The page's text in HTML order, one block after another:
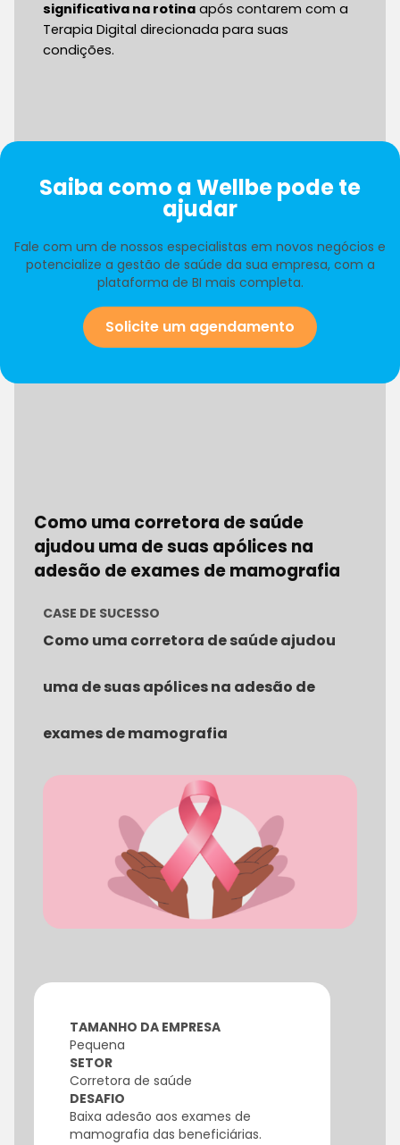
significativa na rotina após contarem com a
Terapia Digital direcionada para suas
condições.
Saiba como a Wellbe pode te
ajudar
Fale com um de nossos especialistas em novos negócios e
potencialize a gestão de saúde da sua empresa, com a
plataforma de BI mais completa.
Solicite um agendamento
Como uma corretora de saúde
ajudou uma de suas apólices na
adesão de exames de mamografia
CASE DE SUCESSO
Como uma corretora de saúde ajudou
uma de suas apólices na adesão de
exames de mamografia
TAMANHO DA EMPRESA
Pequena
SETOR
Corretora de saúde
DESAFIO
Baixa adesão aos exames de
mamografia das beneficiárias.